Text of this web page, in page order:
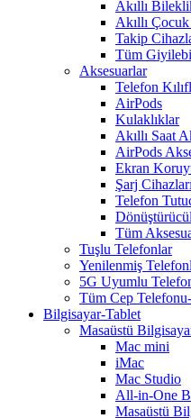
Akıllı
Akıllı
Takip
Tüm
Aksesuarlar
Telefon
AirPods
Kulaklıklar
Akıllı Saat
AirPods
Ekran
Şarj Cihazları
Telefon
Tüm
Tuşlu Telefonlar
Yenilenmiş
5G Uyumlu
Tüm Cep
Bilgisayar-Tablet
Masaüstü
Mac mini
iMac
Mac Studio
All-in-One
Masaüstü